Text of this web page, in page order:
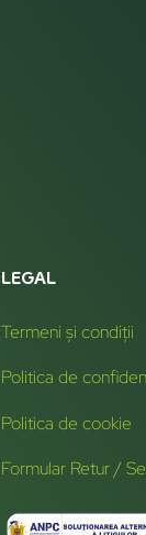
LEGAL
Termeni și condiții
Politica de
Politica de cookie
Formular Retur /